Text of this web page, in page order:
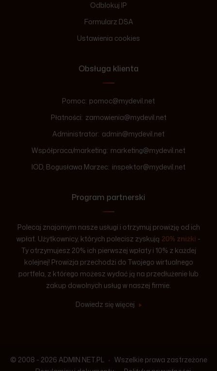
Program partnerski
Polecaj znajomym nasze usługi i otrzymuj prowizję od ich
wpłat. Użytkownicy, których polecisz zyskują 20% zniżki -
Ty otrzymujesz 20% ich pierwszej wpłaty i 10% z każdej
kolejnej! Prowizja przechodzi do Twojego wirtualnego
portfela, z którego możesz wydać ją na przedłużenie lub
zakup dowolnych usług w naszej firmie.
Dowiedz się więcej
Odblokuj IP
Formularz DSA
Ustawienia cookies
Obsługa klienta
Pomoc: pomoc@mydevil.net
Płatności: zamowienia@mydevil.net
Administrator: admin@mydevil.net
Współpraca/marketing: marketing@mydevil.net
IOD, Bogusława Marzec: inspektor@mydevil.net
© 2008 - 2026 ADMIN.NET.PL • Wszelkie prawa zastrzeżone